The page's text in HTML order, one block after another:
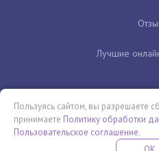
Лучшие
Бесплатная летняя
Пользуясь сайтом, вы разрешаете
принимаете Политику обработки
Пользовательское соглашение.